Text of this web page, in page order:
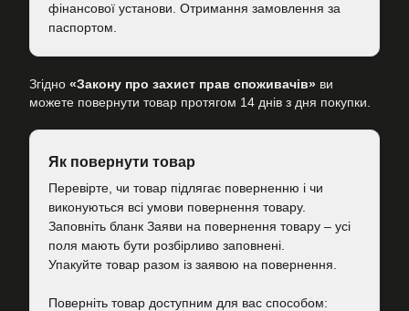
фінансової установи. Отримання замовлення за
паспортом.
Згідно «Закону про захист прав споживачів» ви
можете повернути товар протягом 14 днів з дня покупки.
Як повернути товар
Перевірте, чи товар підлягає поверненню і чи
виконуються всі умови повернення товару.
Заповніть бланк Заяви на повернення товару – усі
поля мають бути розбірливо заповнені.
Упакуйте товар разом із заявою на повернення.
Поверніть товар доступним для вас способом: